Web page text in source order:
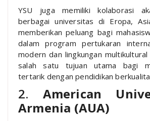
YSU juga memiliki kolaborasi
berbagai universitas di Eropa,
memberikan peluang bagi
dalam program pertukaran
modern dan lingkungan multikultural
salah satu tujuan utama bagi
tertarik dengan pendidikan
2. American
Armenia (AUA)